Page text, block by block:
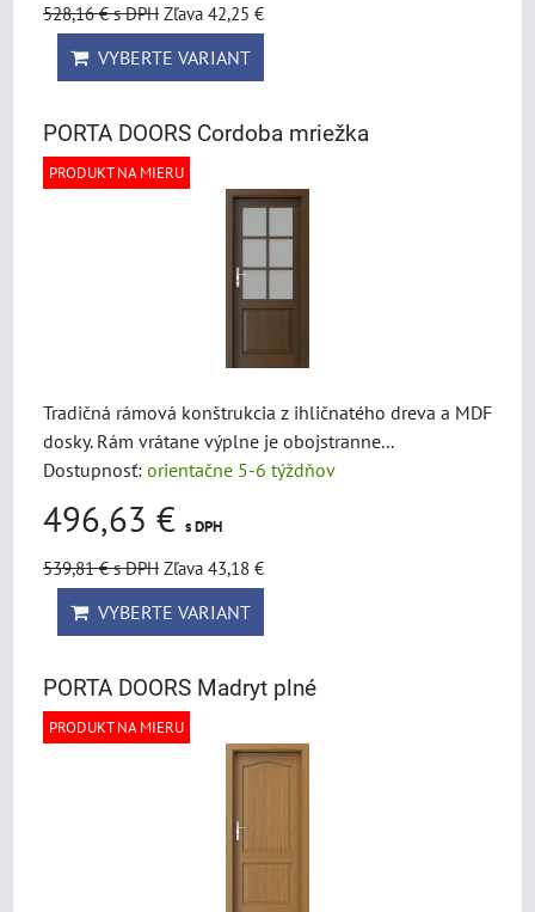
528,16 €s DPH Zľava 42,25 €
VYBERTE VARIANT
PORTA DOORS Cordoba mriežka
PRODUKT NA MIERU
Tradičná rámová konštrukcia z ihličnatého dreva a MDF
dosky. Rám vrátane výplne je obojstranne...
Dostupnosť: orientačne 5-6 týždňov
496,63 € s DPH
539,81 €s DPH Zľava 43,18 €
VYBERTE VARIANT
PORTA DOORS Madryt plné
PRODUKT NA MIERU